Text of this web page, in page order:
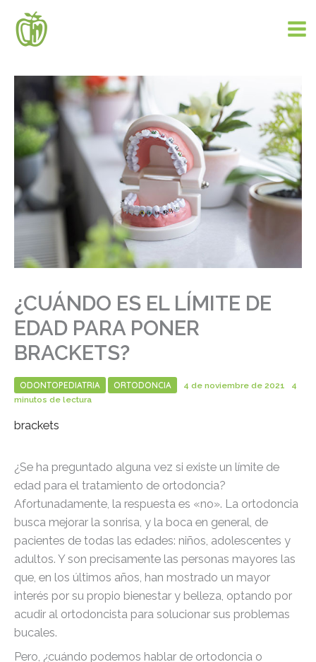
contenido
¿CUÁNDO ES EL LÍMITE DE
EDAD PARA PONER
BRACKETS?
ODONTOPEDIATRIA ORTODONCIA 4 de noviembre de 2021
4
minutos de lectura
brackets
¿Se ha preguntado alguna vez si existe un límite de
edad para el tratamiento de ortodoncia?
Afortunadamente, la respuesta es «no». La ortodoncia
busca mejorar la sonrisa, y la boca en general, de
pacientes de todas las edades: niños, adolescentes y
adultos. Y son precisamente las personas mayores las
que, en los últimos años, han mostrado un mayor
interés por su propio bienestar y belleza, optando por
acudir al ortodoncista para solucionar sus problemas
bucales.
Pero, ¿cuándo podemos hablar de ortodoncia o